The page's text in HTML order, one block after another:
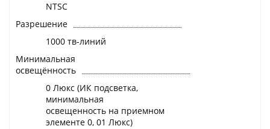
NTSC
Разрешение
1000 тв-линий
Минимальная
освещённость
0 Люкс (ИК подсветка,
минимальная
освещенность на приемном
элементе 0, 01 Люкс)